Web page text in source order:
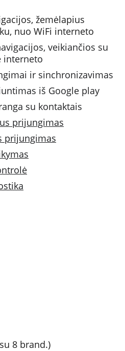
žemėlapius
nuo WiFi interneto
veikiančios su
interneto
ir sinchronizavimas
iš Google play
su kontaktais
prijungimas
prijungimas
8 brand.)